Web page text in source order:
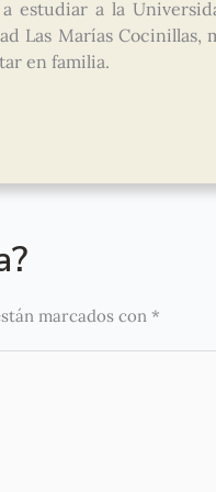
estudiar a la
Las Marías Cocinillas,
en familia.
marcados con *